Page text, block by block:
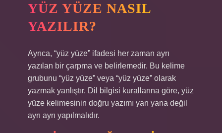
YÜZ YÜZE NASIL
YAZILIR?
Ayrıca, “yüz yüze” ifadesi her zaman ayrı
yazılan bir çarpma ve belirlemedir. Bu kelime
grubunu “yüz yüze” veya “yüz yüze” olarak
yazmak yanlıştır. Dil bilgisi kurallarına göre, yüz
yüze kelimesinin doğru yazımı yan yana değil
ayrı ayrı yapılmalıdır.